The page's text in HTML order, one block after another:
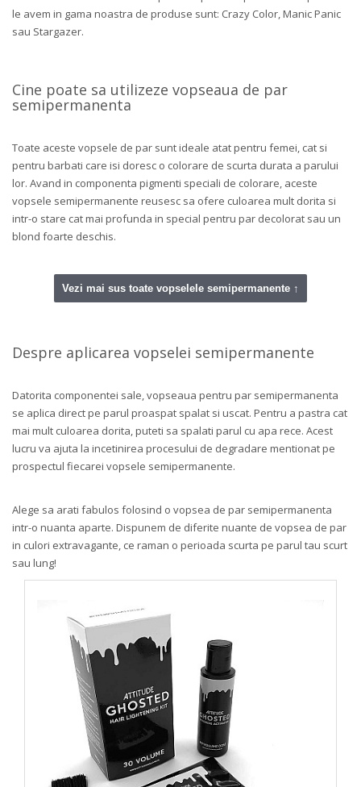
le avem in gama noastra de produse sunt: Crazy Color, Manic Panic
sau Stargazer.
Cine poate sa utilizeze vopseaua de par
semipermanenta
Toate aceste vopsele de par sunt ideale atat pentru femei, cat si
pentru barbati care isi doresc o colorare de scurta durata a parului
lor. Avand in componenta pigmenti speciali de colorare, aceste
vopsele semipermanente reusesc sa ofere culoarea mult dorita si
intr-o stare cat mai profunda in special pentru par decolorat sau un
blond foarte deschis.
Vezi mai sus toate vopselele semipermanente ↑
Despre aplicarea vopselei semipermanente
Datorita componentei sale, vopseaua pentru par semipermanenta
se aplica direct pe parul proaspat spalat si uscat. Pentru a pastra cat
mai mult culoarea dorita, puteti sa spalati parul cu apa rece. Acest
lucru va ajuta la incetinirea procesului de degradare mentionat pe
prospectul fiecarei vopsele semipermanente.
Alege sa arati fabulos folosind o vopsea de par semipermanenta
intr-o nuanta aparte. Dispunem de diferite nuante de vopsea de par
in culori extravagante, ce raman o perioada scurta pe parul tau scurt
sau lung!